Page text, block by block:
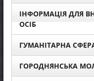
ІНФОРМАЦІЯ ДЛЯ
ОСІБ
ГУМАНІТАРНА
ГОРОДНЯНСЬКА